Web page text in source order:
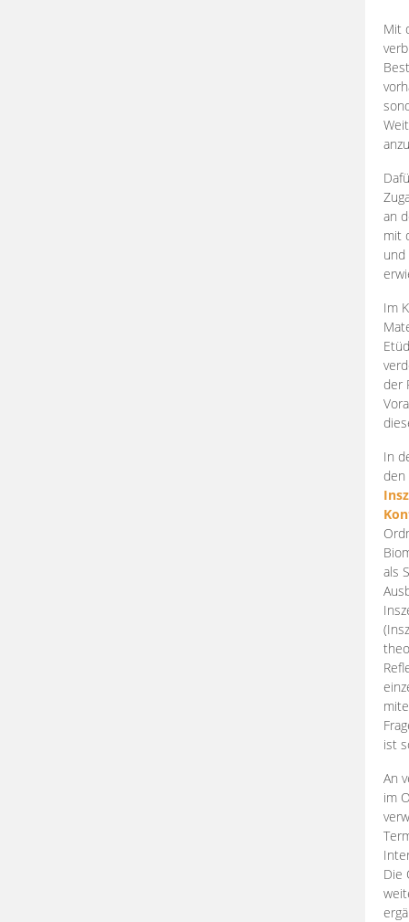
Mit
an
mit
und
Im
der
In
den
als
ist
An
im
Die